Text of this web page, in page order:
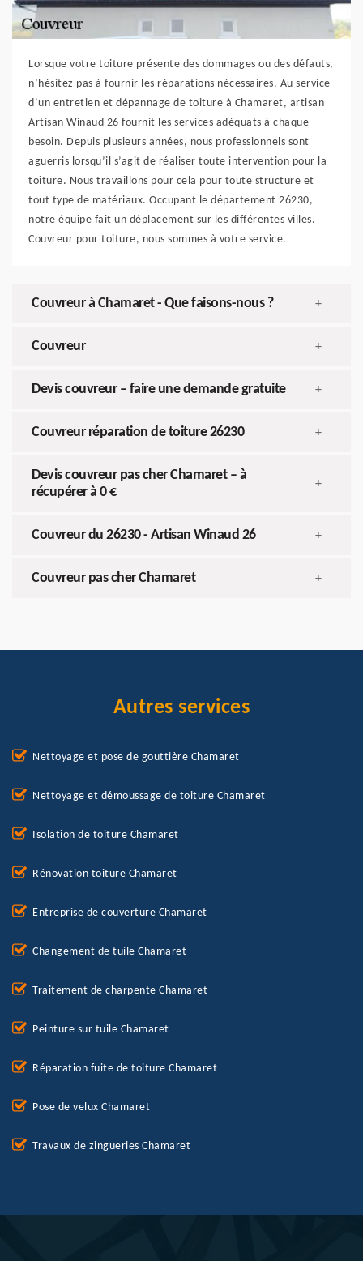
Lorsque votre toiture présente des dommages ou des défauts,
n’hésitez pas à fournir les réparations nécessaires. Au service
d’un entretien et dépannage de toiture à Chamaret, artisan
Artisan Winaud 26 fournit les services adéquats à chaque
besoin. Depuis plusieurs années, nous professionnels sont
aguerris lorsqu’il s’agit de réaliser toute intervention pour la
toiture. Nous travaillons pour cela pour toute structure et
tout type de matériaux. Occupant le département 26230,
notre équipe fait un déplacement sur les différentes villes.
Couvreur pour toiture, nous sommes à votre service.
Couvreur à Chamaret - Que faisons-nous ? +
Couvreur +
Devis couvreur – faire une demande gratuite +
Couvreur réparation de toiture 26230 +
Devis couvreur pas cher Chamaret – à
récupérer à 0 €
+
Couvreur du 26230 - Artisan Winaud 26 +
Couvreur pas cher Chamaret +
Autres services
Nettoyage et pose de gouttière Chamaret
Nettoyage et démoussage de toiture Chamaret
Isolation de toiture Chamaret
Rénovation toiture Chamaret
Entreprise de couverture Chamaret
Changement de tuile Chamaret
Traitement de charpente Chamaret
Peinture sur tuile Chamaret
Réparation fuite de toiture Chamaret
Pose de velux Chamaret
Travaux de zingueries Chamaret